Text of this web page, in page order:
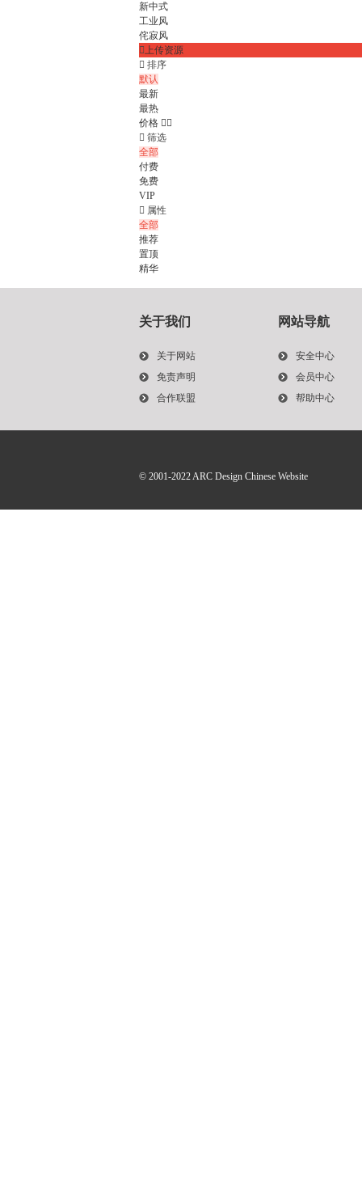
新中式
工业风
侘寂风
上传资源
 排序
默认
最新
最热
价格 
 筛选
全部
付费
免费
VIP
 属性
全部
推荐
置顶
精华
关于我们
关于网站
免责声明
合作联盟
网站导航
安全中心
会员中心
帮助中心
© 2001-2022ARC Design Chinese Website